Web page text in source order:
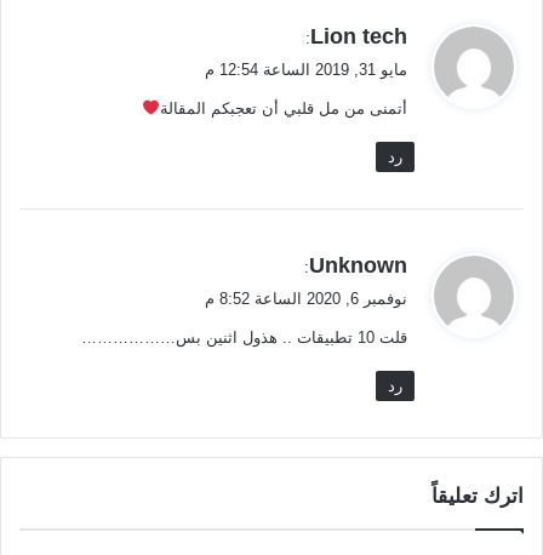
ي
ل
Lion tech
:
مايو 31, 2019 الساعة 12:54 م
أتمنى من مل قلبي أن تعجبكم المقالة⁦
رد
ي
ل
Unknown
:
نوفمبر 6, 2020 الساعة 8:52 م
قلت 10 تطبيقات .. هذول اثنين بس………………
رد
اترك تعليقاً